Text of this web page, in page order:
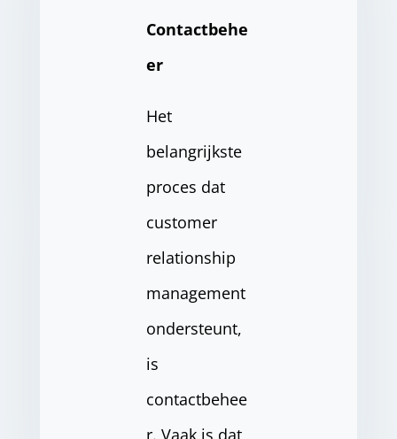
Contactbehe
er
Het
belangrijkste
proces dat
customer
relationship
management
ondersteunt,
is
contactbehee
r. Vaak is dat